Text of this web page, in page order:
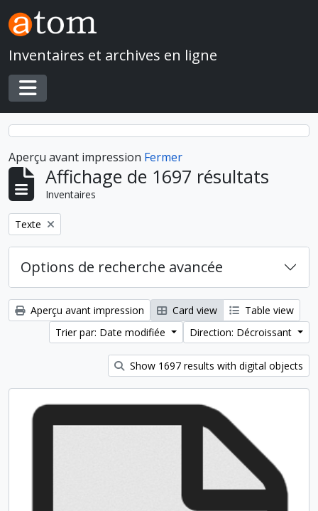
Skip to main content
Inventaires et archives en ligne
Toggle navigation
Aperçu avant impression Fermer
Affichage de 1697 résultats
Inventaires
Remove filter:
Texte
Options de recherche avancée
Aperçu avant impression Card view
Table view
Trier par: Date modifiée
Direction: Décroissant
Show 1697 results with digital objects